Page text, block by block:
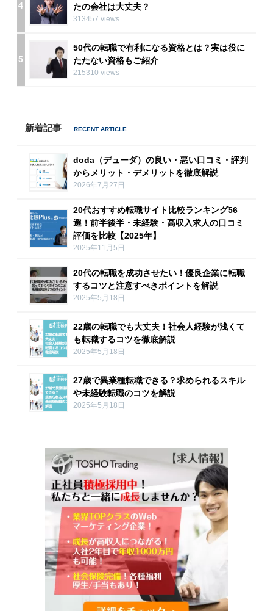
4
たの会社は大丈夫？
313457 views
5
50代の転職で有利になる資格とは？実は役に
たたない資格もご紹介
215310 views
新着記事
doda（デューダ）の良い・悪い口コミ・評判
からメリット・デメリットを徹底解説
2026年7月27日
20代おすすめ転職サイト比較ランキング56
選！前半後半・未経験・高収入求人の口コミ
評価を比較【2025年】
2025年11月5日
20代の転職を成功させたい！優良企業に転職
するコツと注意すべきポイントを解説
2025年5月18日
22歳の転職でも大丈夫！社会人経験が浅くて
も転職するコツを徹底解説
2025年5月18日
27歳で異業種転職できる？求められるスキル
や未経験転職のコツを解説
2025年5月18日